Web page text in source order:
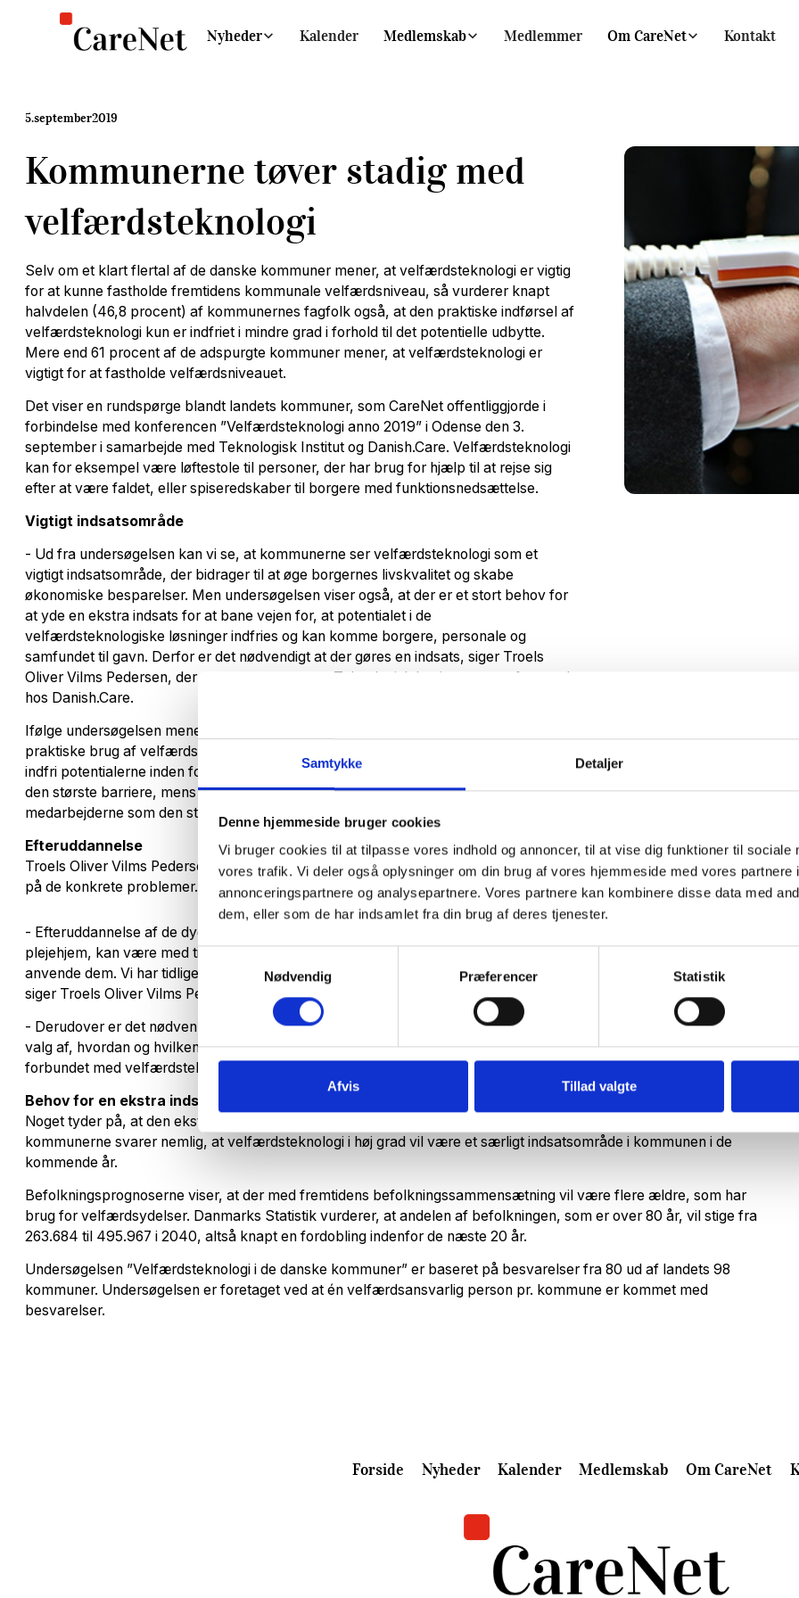
Samtykke Detaljer
Denne hjemmeside bruger cookies
Vi bruger cookies til at tilpasse vores indhold og annoncer, til at vise dig funktioner til sociale
vores trafik. Vi deler også oplysninger om din brug af vores hjemmeside med vores partnere
annonceringspartnere og analysepartnere. Vores partnere kan kombinere disse data med
dem, eller som de har indsamlet fra din brug af deres tjenester.
Samtykkevalg
Nødvendig
Præferencer Statistik
Afvis Tillad valgte
Nyheder Kalender Medlemskab Medlemmer Om CareNet Kontakt
5.september2019
Kommunerne tøver stadig med
velfærdsteknologi
Selv om et klart flertal af de danske kommuner mener, at velfærdsteknologi er vigtig
for at kunne fastholde fremtidens kommunale velfærdsniveau, så vurderer knapt
halvdelen (46,8 procent) af kommunernes fagfolk også, at den praktiske indførsel af
velfærdsteknologi kun er indfriet i mindre grad i forhold til det potentielle udbytte.
Mere end 61 procent af de adspurgte kommuner mener, at velfærdsteknologi er
vigtigt for at fastholde velfærdsniveauet.
Det viser en rundspørge blandt landets kommuner, som CareNet offentliggjorde i
forbindelse med konferencen ”Velfærdsteknologi anno 2019” i Odense den 3.
september i samarbejde med Teknologisk Institut og Danish.Care. Velfærdsteknologi
kan for eksempel være løftestole til personer, der har brug for hjælp til at rejse sig
efter at være faldet, eller spiseredskaber til borgere med funktionsnedsættelse.
Vigtigt indsatsområde
- Ud fra undersøgelsen kan vi se, at kommunerne ser velfærdsteknologi som et
vigtigt indsatsområde, der bidrager til at øge borgernes livskvalitet og skabe
økonomiske besparelser. Men undersøgelsen viser også, at der er et stort behov for
at yde en ekstra indsats for at bane vejen for, at potentialet i de
velfærdsteknologiske løsninger indfries og kan komme borgere, personale og
samfundet til gavn. Derfor er det nødvendigt at der gøres en indsats, siger Troels
Oliver Vilms Pedersen, der er programchef hos Teknologisk Institut og næstformand
hos Danish.Care.
Ifølge undersøgelsen mener 57,5 procent af de adspurgte kommuner, at den
praktiske brug af velfærdsteknologi er den største barriere, når det handler om at
indfri potentialerne inden for velfærdsteknologi. 40 procent peger på økonomi som
den største barriere, mens 38,8 procent peger på accept af teknologien hos
medarbejderne som den største barriere.
Efteruddannelse
Troels Oliver Vilms Pedersen peger blandt andet på efteruddannelse som en løsning
på de konkrete problemer.
- Efteruddannelse af de dygtige folk, som allerede gør et fantastisk arbejde i den danske hjemmepleje og på
plejehjem, kan være med til at øge deres kendskab til teknologierne og på den måde gøre dem tryggere ved at
anvende dem. Vi har tidligere set, at indkøbt velfærdsteknologi samler støv, fordi personalet ikke kan bruge det,
siger Troels Oliver Vilms Pedersen.
- Derudover er det nødvenligt, at kommunerne analyserer de totale omkostninger forbundet med de forskellige
valg af, hvordan og hvilken hjælp man giver ældre bruges til at skabe et bedre overblik over økonomien,
forbundet med velfærdsteknologi, tilføjer han.
Behov for en ekstra indsats
Noget tyder på, at den ekstra indsats bliver et fokusområde hos flere kommuner i fremtiden. 55 procent af
kommunerne svarer nemlig, at velfærdsteknologi i høj grad vil være et særligt indsatsområde i kommunen i de
kommende år.
Befolkningsprognoserne viser, at der med fremtidens befolkningssammensætning vil være flere ældre, som har
brug for velfærdsydelser. Danmarks Statistik vurderer, at andelen af befolkningen, som er over 80 år, vil stige fra
263.684 til 495.967 i 2040, altså knapt en fordobling indenfor de næste 20 år.
Undersøgelsen ”Velfærdsteknologi i de danske kommuner” er baseret på besvarelser fra 80 ud af landets 98
kommuner. Undersøgelsen er foretaget ved at én velfærdsansvarlig person pr. kommune er kommet med
besvarelser.
Forside Nyheder Kalender Medlemskab Om CareNet